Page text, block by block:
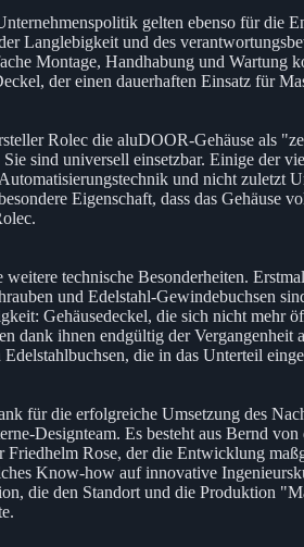
gelten ebenso für die
Langlebigkeit und des
Montage, Handhabung und Wartung
der einen dauerhaften Einsatz für
Rolec die aluDOOR-Gehäuse als
sind universell einsetzbar. Einige der
und nicht zuletzt
Eigenschaft, dass das Gehäuse
technische Besonderheiten.
und Edelstahl-Gewindebuchsen
Gehäusedeckel, die sich nicht mehr
dank ihnen endgültig der
die in das Unterteil
für die erfolgreiche Umsetzung des
Designteam. Es besteht aus Bernd
Friedhelm Rose, der die Entwicklung
Know-how auf innovative
die den Standort und die Produktion